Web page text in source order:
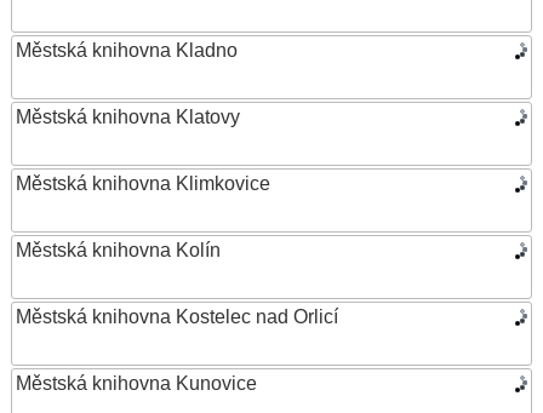
Městská knihovna Kladno
Městská knihovna Klatovy
Městská knihovna Klimkovice
Městská knihovna Kolín
Městská knihovna Kostelec nad Orlicí
Městská knihovna Kunovice